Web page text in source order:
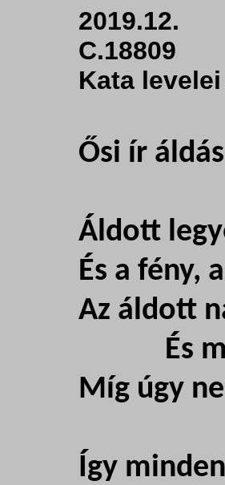
C.18809
Kata
Ősi ír áldás
Áldott
És a fény,
Az áldott
És
Míg úgy
Így